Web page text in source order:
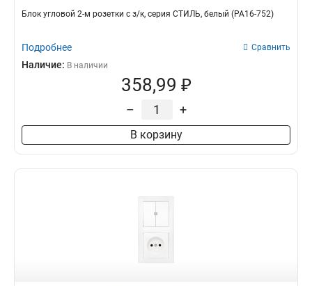
Блок угловой 2-м розетки с з/к, серия СТИЛЬ, белый (РА16-752)
Подробнее Сравнить
Наличие: В наличии
358,99 ₽
– +
В корзину